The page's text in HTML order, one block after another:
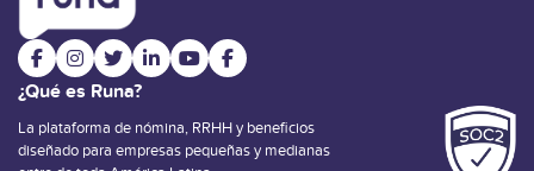
¿Qué es Runa?
La plataforma de nómina, RRHH y beneficios
diseñado para empresas pequeñas y medianas